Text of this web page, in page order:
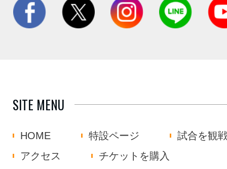
SITE MENU
HOME 特設ページ
試合を観
アクセス
チケットを購入